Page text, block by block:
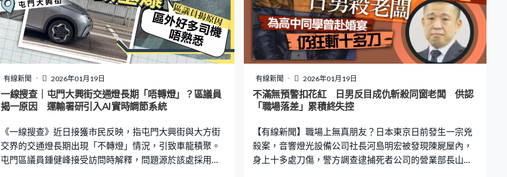
狀後隨即撥打120急救。 王先生被送往包頭市中心醫院，
經檢查後診斷為右側內囊出血，需馬上進行手術，而診斷
報告亦顯示，頭部右側基底節區見大片高密度影。潘女士
指當天下午5時左右，醫生稱進行右側開顱手術後，血腫被
清理得很乾淨，惟關顱時左側出現鼓包需要探測，要求自
己再次簽署一份同意書。至晚上10時多，丈夫才由手術室
推回ICU。 未料七天後，CT掃描再次發現王先生左腦有
血，雖然醫院曾解釋原因，惟潘女士及家人對院方說法存
了」，讓他們一家大感震驚。
地瀟湘晨報引述知情人表示，事發為河南鞏義市京師杜甫
公學，學校工作人員回覆卻稱「一點事都沒有，現在已經
回學校上課了。實際沒打到，看著被打了，實際是視角的
問題。嚇他的，學生能有那麽心狠嗎？打人的學生已經轉
學。」 派出所稱應已和解 網民：這是往死裏打 另一名工
作人員則指學校已經處理事件，而且沒有影片上那麽嚴
重，被打學生第二天就正常上課了，打人學生則被踢出
校，「哪個學生都有衝動的時候，接受他應該有的懲罰，
希望不要再打擾這兩名同學了」。轄區派出
有線新聞 2026年01月19日
一線搜查｜屯門大興街交通燈長期「唔轉燈」？區議員
揭一原因 運輸署研引入AI實時調節系統
《一線搜查》近日接獲市民反映，指屯門大興街與大方街
交界的交通燈長期出現「不轉燈」情況，引致車龍積聚。
屯門區議員鍾健峰接受訪問時解釋，問題源於該處採用舊
有線新聞 2026年01月19日
不滿無預警扣花紅 日男反目成仇斬殺同窗老闆 供認
「職場落差」累積終失控
【有線新聞】職場上無真朋友？日本東京日前發生一宗兇
殺案，音響燈光設備公司社長河島明宏被發現陳屍屋內，
身上十多處刀傷，警方調查逮捕死者公司的營業部長山中